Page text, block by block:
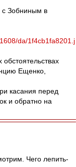
Зобниным в
da/1f4cb1fa8201.j
Ещенко,
касания перед
и обратно на
Чего лепить-